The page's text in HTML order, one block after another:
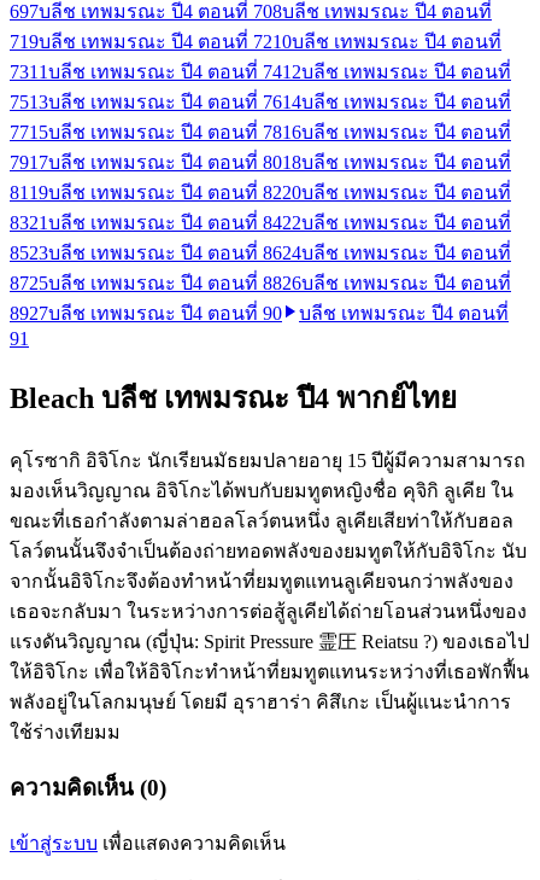
697บลีช เทพมรณะ ปี4 ตอนที่ 708บลีช เทพมรณะ ปี4 ตอนที่
719บลีช เทพมรณะ ปี4 ตอนที่ 7210บลีช เทพมรณะ ปี4 ตอนที่
7311บลีช เทพมรณะ ปี4 ตอนที่ 7412บลีช เทพมรณะ ปี4 ตอนที่
7513บลีช เทพมรณะ ปี4 ตอนที่ 7614บลีช เทพมรณะ ปี4 ตอนที่
7715บลีช เทพมรณะ ปี4 ตอนที่ 7816บลีช เทพมรณะ ปี4 ตอนที่
7917บลีช เทพมรณะ ปี4 ตอนที่ 8018บลีช เทพมรณะ ปี4 ตอนที่
81 19บลีช เทพมรณะ ปี4 ตอนที่ 8220บลีช เทพมรณะ ปี4 ตอนที่
8321บลีช เทพมรณะ ปี4 ตอนที่ 8422บลีช เทพมรณะ ปี4 ตอนที่
8523บลีช เทพมรณะ ปี4 ตอนที่ 8624บลีช เทพมรณะ ปี4 ตอนที่
8725บลีช เทพมรณะ ปี4 ตอนที่ 8826บลีช เทพมรณะ ปี4 ตอนที่
8927บลีช เทพมรณะ ปี4 ตอนที่ 90
บลีช เทพมรณะ ปี4 ตอนที่
91
Bleach บลีช เทพมรณะ ปี4 พากย์ไทย
คุโรซากิ อิจิโกะ นักเรียนมัธยมปลายอายุ 15 ปีผู้มีความสามารถ
มองเห็นวิญญาณ อิจิโกะได้พบกับยมทูตหญิงชื่อ คุจิกิ ลูเคีย ใน
ขณะที่เธอกำลังตามล่าฮอลโลว์ตนหนึ่ง ลูเคียเสียท่าให้กับฮอล
โลว์ตนนั้นจึงจำเป็นต้องถ่ายทอดพลังของยมทูตให้กับอิจิโกะ นับ
จากนั้นอิจิโกะจึงต้องทำหน้าที่ยมทูตแทนลูเคียจนกว่าพลังของ
เธอจะกลับมา ในระหว่างการต่อสู้ลูเคียได้ถ่ายโอนส่วนหนึ่งของ
แรงดันวิญญาณ (ญี่ปุ่น: Spirit Pressure 霊圧 Reiatsu ?) ของเธอไป
ให้อิจิโกะ เพื่อให้อิจิโกะทำหน้าที่ยมทูตแทนระหว่างที่เธอพักฟื้น
พลังอยู่ในโลกมนุษย์ โดยมี อุราฮาร่า คิสึเกะ เป็นผู้แนะนำการ
ใช้ร่างเทียมม
ความคิดเห็น (0)
เข้าสู่ระบบ เพื่อแสดงความคิดเห็น